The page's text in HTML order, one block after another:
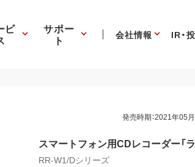
ビ サポー
ト 会社情報 IR・
発売時期：2021年05月
スマートフォン用CDレコーダー「
RR-W1/Dシリーズ